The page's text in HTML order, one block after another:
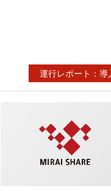
運行レポート：導